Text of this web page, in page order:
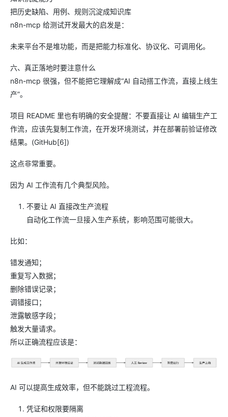
把历史缺陷、用例、规则沉淀成知识库
n8n-mcp 给测试开发最大的启发是：
未来平台不是堆功能，而是把能力标准化、协议化、可调用化。
六、真正落地时要注意什么
n8n-mcp 很强，但不能把它理解成“AI 自动搭工作流，直接上线生
产”。
项目 README 里也有明确的安全提醒：不要直接让 AI 编辑生产工
作流，应该先复制工作流，在开发环境测试，并在部署前验证修改
结果。(GitHub[6])
这点非常重要。
因为 AI 工作流有几个典型风险。
不要让 AI 直接改生产流程
自动化工作流一旦接入生产系统，影响范围可能很大。
比如：
错发通知；
重复写入数据；
删除错误记录；
调错接口；
泄露敏感字段；
触发大量请求。
所以正确流程应该是：
AI 可以提高生成效率，但不能跳过工程流程。
凭证和权限要隔离